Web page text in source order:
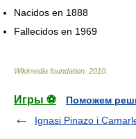
Nacidos en 1888
Fallecidos en 1969
Wikimedia foundation 2010
Игры ⚽
Поможем
Ignasi Pinazo i